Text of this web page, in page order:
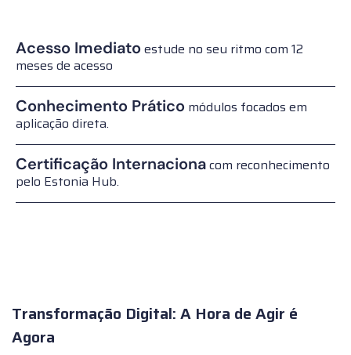
Acesso Imediato estude no seu ritmo com 12
meses de acesso
Conhecimento Prático módulos focados em
aplicação direta.
Certificação Internacionacom reconhecimento
pelo Estonia Hub.
Transformação Digital: A Hora de Agir é
Agora